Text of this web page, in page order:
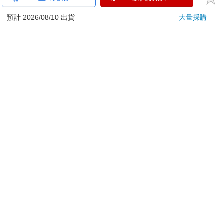
若非上列種類商品，均享有到貨7天的猶豫期（含例假
預計 2026/08/10 出貨 大量採購